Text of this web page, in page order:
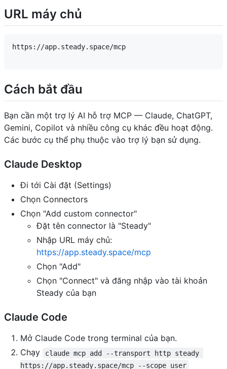
URL máy chủ
https://app.steady.space/mcp
Cách bắt đầu
Bạn cần một trợ lý AI hỗ trợ MCP — Claude, ChatGPT,
Gemini, Copilot và nhiều công cụ khác đều hoạt động.
Các bước cụ thể phụ thuộc vào trợ lý bạn sử dụng.
Claude Desktop
Đi tới Cài đặt (Settings)
Chọn Connectors
Chọn "Add custom connector"
Đặt tên connector là "Steady"
Nhập URL máy chủ:
https://app.steady.space/mcp
Chọn "Add"
Chọn "Connect" và đăng nhập vào tài khoản
Steady của bạn
Claude Code
Mở Claude Code trong terminal của bạn.
Chạy
claude mcp add --transport http steady
https://app.steady.space/mcp --scope user